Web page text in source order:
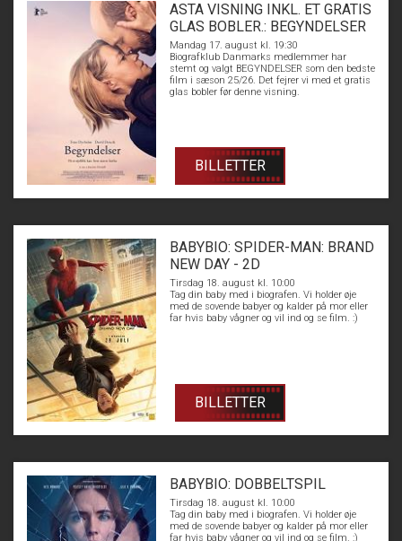
ASTA VISNING INKL. ET GRATIS
GLAS BOBLER.: BEGYNDELSER
Mandag 17. august kl. 19:30
Biografklub Danmarks medlemmer har
stemt og valgt BEGYNDELSER som den bedste
film i sæson 25/26. Det fejrer vi med et gratis
glas bobler før denne visning.
BILLETTER
BABYBIO: SPIDER-MAN: BRAND
NEW DAY - 2D
Tirsdag 18. august kl. 10:00
Tag din baby med i biografen. Vi holder øje
med de sovende babyer og kalder på mor eller
far hvis baby vågner og vil ind og se film. :)
BILLETTER
BABYBIO: DOBBELTSPIL
Tirsdag 18. august kl. 10:00
Tag din baby med i biografen. Vi holder øje
med de sovende babyer og kalder på mor eller
far hvis baby vågner og vil ind og se film. :)